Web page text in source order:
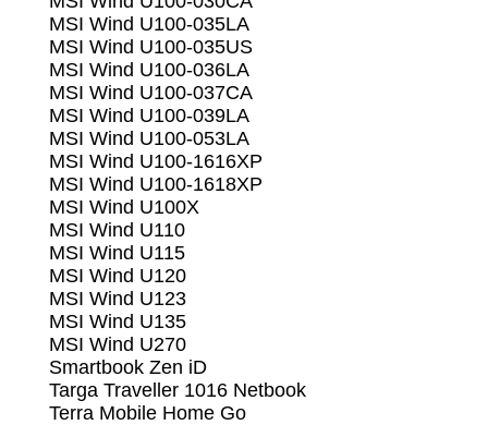
MSI Wind U100-035LA
MSI Wind U100-035US
MSI Wind U100-036LA
MSI Wind U100-037CA
MSI Wind U100-039LA
MSI Wind U100-053LA
MSI Wind U100-1616XP
MSI Wind U100-1618XP
MSI Wind U100X
MSI Wind U110
MSI Wind U115
MSI Wind U120
MSI Wind U123
MSI Wind U135
MSI Wind U270
Smartbook Zen iD
Targa Traveller 1016 Netbook
Terra Mobile Home Go